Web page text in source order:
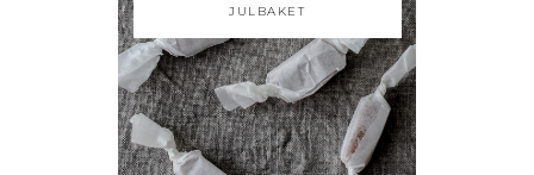
JULBAKET